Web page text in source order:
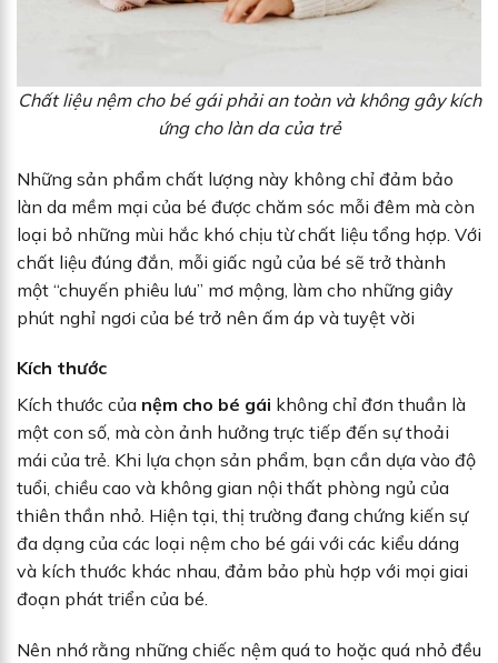
Chất liệu nệm cho bé gái phải an toàn và không gây kích
ứng cho làn da của trẻ
Những sản phẩm chất lượng này không chỉ đảm bảo
làn da mềm mại của bé được chăm sóc mỗi đêm mà còn
loại bỏ những mùi hắc khó chịu từ chất liệu tổng hợp. Với
chất liệu đúng đắn, mỗi giấc ngủ của bé sẽ trở thành
một “chuyến phiêu lưu” mơ mộng, làm cho những giây
phút nghỉ ngơi của bé trở nên ấm áp và tuyệt vời
Kích thước
Kích thước của nệm cho bé gái không chỉ đơn thuần là
một con số, mà còn ảnh hưởng trực tiếp đến sự thoải
mái của trẻ. Khi lựa chọn sản phẩm, bạn cần dựa vào độ
tuổi, chiều cao và không gian nội thất phòng ngủ của
thiên thần nhỏ. Hiện tại, thị trường đang chứng kiến sự
đa dạng của các loại nệm cho bé gái với các kiểu dáng
và kích thước khác nhau, đảm bảo phù hợp với mọi giai
đoạn phát triển của bé.
Nên nhớ rằng những chiếc nệm quá to hoặc quá nhỏ đều